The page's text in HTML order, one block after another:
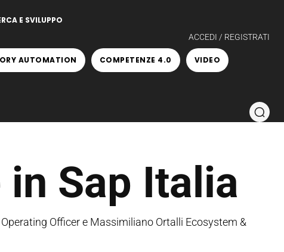
E SVILUPPO
ACCEDI / REGISTRATI
AUTOMATION COMPETENZE 4.0 VIDEO
Sap Italia
Officer e Massimiliano Ortalli Ecosystem &